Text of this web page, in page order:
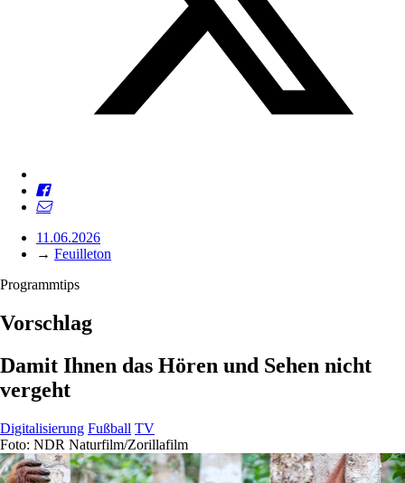
11.06.2026
→ Feuilleton
Programmtips
Vorschlag
Damit Ihnen das Hören und Sehen nicht
vergeht
Digitalisierung Fußball TV
Foto: NDR Naturfilm/Zorillafilm